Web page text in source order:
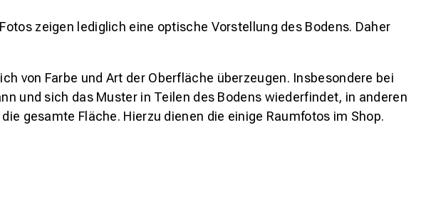
zeigen lediglich eine optische Vorstellung des Bodens. Daher
von Farbe und Art der Oberfläche überzeugen. Insbesondere bei
und sich das Muster in Teilen des Bodens wiederfindet, in anderen
gesamte Fläche. Hierzu dienen die einige Raumfotos im Shop.